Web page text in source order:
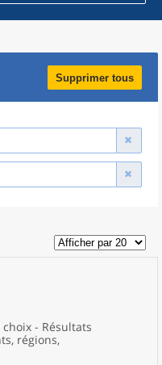
Supprimer tous
- Résultats
régions,